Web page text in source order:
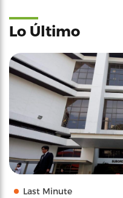
Lo Último
Last Minute